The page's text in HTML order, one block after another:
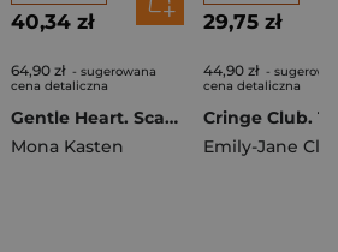
40,34 zł
64,90 zł - sugerowana
cena detaliczna
Gentle Heart. Scarlet Luck. Tom 3
Mona Kasten
29,75 zł
44,90 zł -
cena detaliczna
Emily-Jane